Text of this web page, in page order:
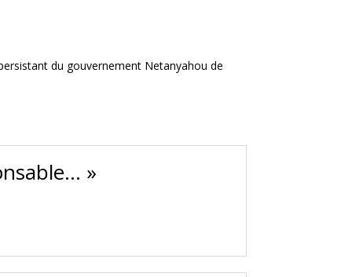
du gouvernement Netanyahou de
»